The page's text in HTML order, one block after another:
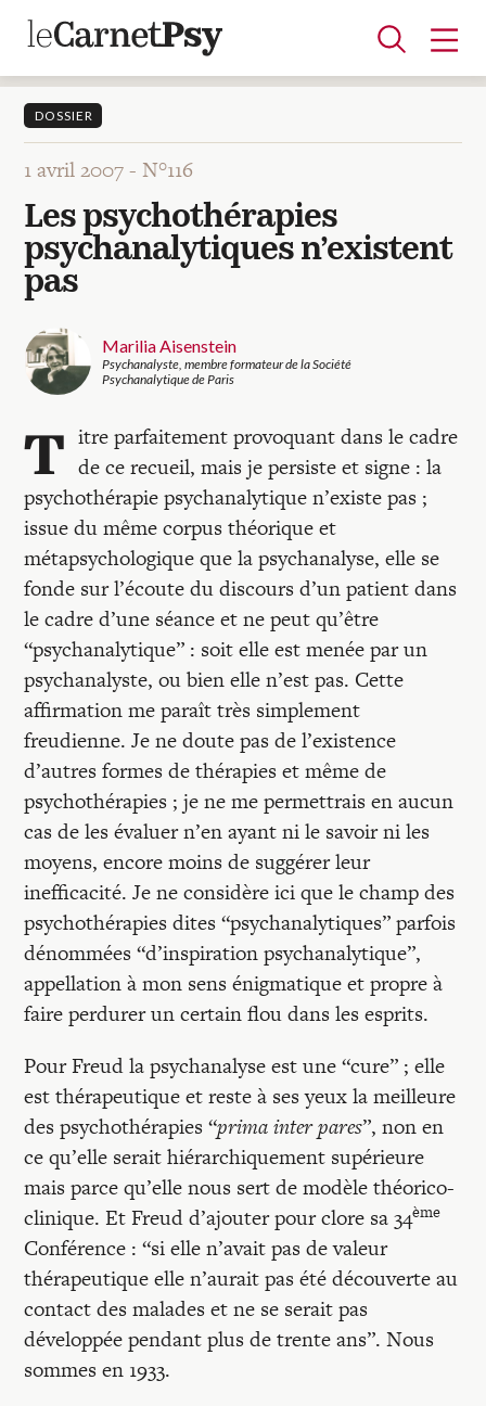
Articles
A la une
Adolescence
Dispositif
Enfance
Périnatalité
Psychanalyse
Psychopathologie
Soin
Dossiers
Auteurs
Recherches
Entretiens
Revues
Colloque
Mon panier
Mon compte
DOSSIER
1 avril 2007 -N°116
Les psychothérapies
psychanalytiques n’existent
pas
Marilia Aisenstein
Psychanalyste, membre formateur de la Société
Psychanalytique de Paris
T itre parfaitement provoquant dans le cadre
de ce recueil, mais je persiste et signe : la
psychothérapie psychanalytique n’existe pas ;
issue du même corpus théorique et
métapsychologique que la psychanalyse, elle se
fonde sur l’écoute du discours d’un patient dans
le cadre d’une séance et ne peut qu’être
“psychanalytique” : soit elle est menée par un
psychanalyste, ou bien elle n’est pas. Cette
affirmation me paraît très simplement
freudienne. Je ne doute pas de l’existence
d’autres formes de thérapies et même de
psychothérapies ; je ne me permettrais en aucun
cas de les évaluer n’en ayant ni le savoir ni les
moyens, encore moins de suggérer leur
inefficacité. Je ne considère ici que le champ des
psychothérapies dites “psychanalytiques” parfois
dénommées “d’inspiration psychanalytique”,
appellation à mon sens énigmatique et propre à
faire perdurer un certain flou dans les esprits.
Pour Freud la psychanalyse est une “cure” ; elle
est thérapeutique et reste à ses yeux la meilleure
des psychothérapies “prima inter pares”, non en
ce qu’elle serait hiérarchiquement supérieure
mais parce qu’elle nous sert de modèle théorico-
clinique. Et Freud d’ajouter pour clore sa 34ème
Conférence : “si elle n’avait pas de valeur
thérapeutique elle n’aurait pas été découverte au
contact des malades et ne se serait pas
développée pendant plus de trente ans”. Nous
sommes en 1933.